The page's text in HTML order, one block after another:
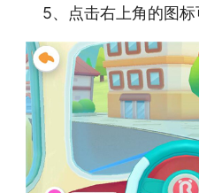
5、点击右上角的图标